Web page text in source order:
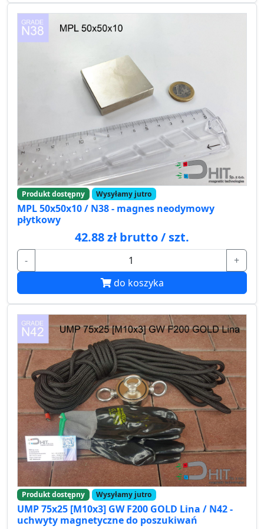
Produkt dostępny Wysyłamy jutro
MPL 50x50x10 / N38 - magnes neodymowy
płytkowy
42.88 zł brutto / szt.
-
+
do koszyka
Produkt dostępny Wysyłamy jutro
UMP 75x25 [M10x3] GW F200 GOLD Lina / N42 -
uchwyty magnetyczne do poszukiwań